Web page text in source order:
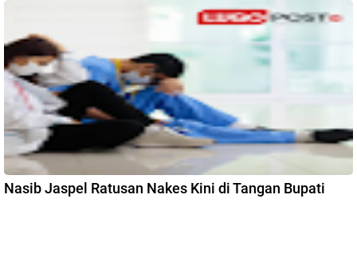
Nasib Jaspel Ratusan Nakes Kini di Tangan Bupati